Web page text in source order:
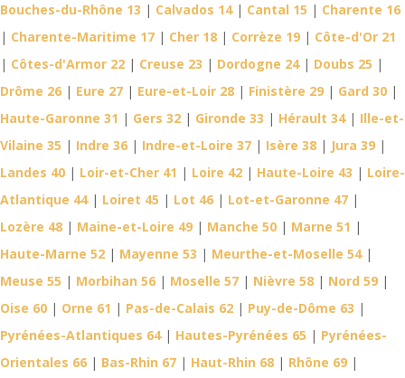
Bouches-du-Rhône 13 | Calvados 14| Cantal 15 | Charente 16
| Charente-Maritime 17 | Cher 18 | Corrèze 19 | Côte-d'Or 21
| Côtes-d'Armor 22 | Creuse 23 | Dordogne 24| Doubs 25 |
Drôme 26 | Eure 27 | Eure-et-Loir 28 | Finistère 29 | Gard 30 |
Haute-Garonne 31 | Gers 32 | Gironde 33 | Hérault 34| Ille-et-
Vilaine 35 | Indre 36 | Indre-et-Loire 37 | Isère 38 | Jura 39 |
Landes 40 | Loir-et-Cher 41 | Loire 42 | Haute-Loire 43 | Loire-
Atlantique 44| Loiret 45 | Lot 46 | Lot-et-Garonne 47 |
Lozère 48 | Maine-et-Loire 49 | Manche 50 | Marne 51 |
Haute-Marne 52 | Mayenne 53 | Meurthe-et-Moselle 54|
Meuse 55 | Morbihan 56 | Moselle 57 | Nièvre 58 | Nord 59 |
Oise 60 | Orne 61 | Pas-de-Calais 62 | Puy-de-Dôme 63 |
Pyrénées-Atlantiques 64| Hautes-Pyrénées 65 | Pyrénées-
Orientales 66 | Bas-Rhin 67 | Haut-Rhin 68 | Rhône 69 |